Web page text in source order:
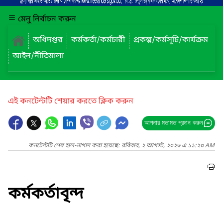
মেনু নির্বাচন করুন
অধিদপ্তর
কর্মকর্তা/কর্মচারী
প্রকল্প/কর্মসূচি/কার্যক্রম
আইন/নীতিমালা
এই কনটেন্টটি শেয়ার করতে ক্লিক করুন
আপনার মতামত প্রদান করুন
কনটেন্টটি শেষ হাল-নাগাদ করা হয়েছে: রবিবার, ২ আগস্ট, ২০২৬ এ ১১:২৩ AM
কর্মকর্তাবৃন্দ